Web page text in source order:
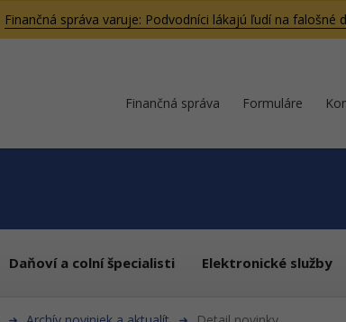
Finančná správa varuje: Podvodníci lákajú ľudí na falošné
Finančná správa Formuláre
Daňoví a colní špecialisti Elektronické služby